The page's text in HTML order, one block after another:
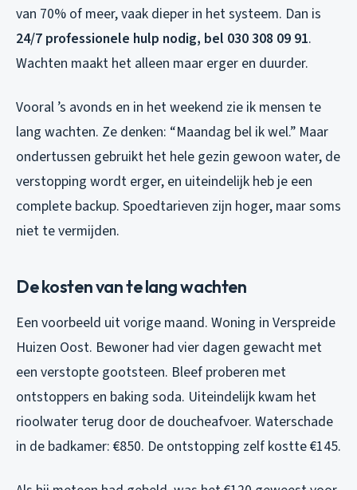
van 70% of meer, vaak dieper in het systeem. Dan is
24/7 professionele hulp nodig, bel 030 308 09 91.
Wachten maakt het alleen maar erger en duurder.
Vooral ’s avonds en in het weekend zie ik mensen te
lang wachten. Ze denken: “Maandag bel ik wel.” Maar
ondertussen gebruikt het hele gezin gewoon water, de
verstopping wordt erger, en uiteindelijk heb je een
complete backup. Spoedtarieven zijn hoger, maar soms
niet te vermijden.
De kosten van te lang wachten
Een voorbeeld uit vorige maand. Woning in Verspreide
Huizen Oost. Bewoner had vier dagen gewacht met
een verstopte gootsteen. Bleef proberen met
ontstoppers en baking soda. Uiteindelijk kwam het
rioolwater terug door de doucheafvoer. Waterschade
in de badkamer: €850. De ontstopping zelf kostte €145.